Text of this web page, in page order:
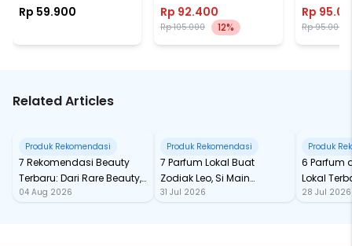
Rp 59.900 Rp 92.400
Rp 105.000 12%
Rp
Rp 95.000
Related Articles
Produk Rekomendasi
7 Rekomendasi Beauty
Terbaru: Dari Rare Beauty,
Sampai Rhode Skin, Super
04 Aug 2026
Produk Rekomendasi
7 Parfum Lokal Buat
Zodiak Leo, Si Main
Character yang Selalu
31 Jul 2026
Produk
6 Parfum
Lokal
dari
28 Jul 2026